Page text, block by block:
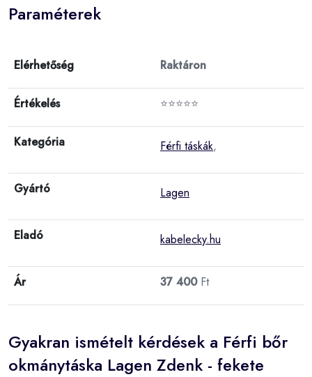
Paraméterek
Elérhetőség Raktáron
Értékelés ⭐⭐⭐⭐⭐
Kategória Férfi táskák,
Gyártó Lagen
Eladó kabelecky.hu
Ár 37 400Ft
Gyakran ismételt kérdések a Férfi bőr
okmánytáska Lagen Zdenk - fekete